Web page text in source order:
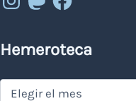
Hemeroteca
Hemeroteca